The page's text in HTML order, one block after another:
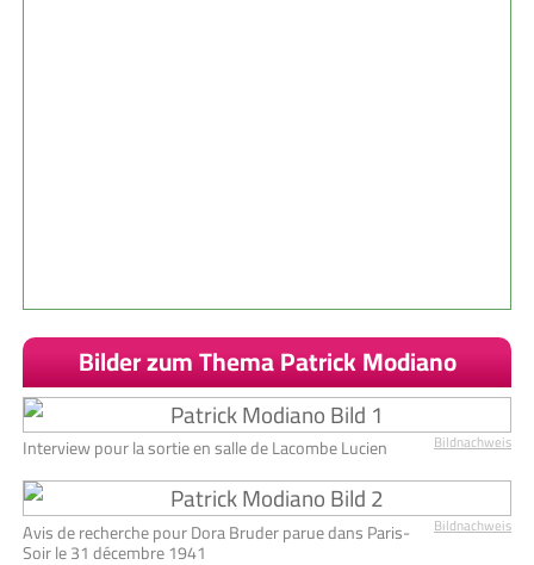
Bilder zum Thema Patrick Modiano
Bildnachweis
Interview pour la sortie en salle de Lacombe Lucien
Bildnachweis
Avis de recherche pour Dora Bruder parue dans Paris-
Soir le 31 décembre 1941